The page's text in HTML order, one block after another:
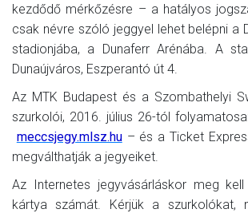
kezdődő mérkőzésre – a hatályos
csak névre szóló jeggyel lehet belépni a
stadionjába, a Dunaferr Arénába. A
Dunaújváros, Eszperantó út 4.
Az MTK Budapest és a Szombathelyi
szurkolói, 2016. július 26-tól
meccsjegy.mlsz.hu– és a Ticket
megválthatják a jegyeiket.
Az Internetes jegyvásárláskor meg
kártya számát. Kérjük a szurkolókat,